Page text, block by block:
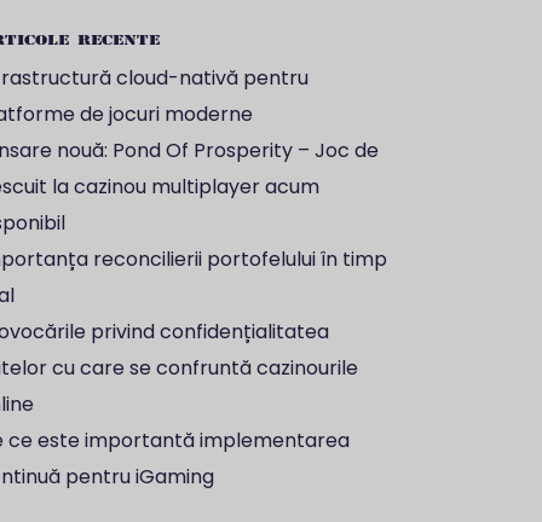
recente
cloud-nativă pentru
de jocuri moderne
nouă: Pond Of Prosperity – Joc de
la cazinou multiplayer acum
reconcilierii portofelului în timp
privind confidențialitatea
cu care se confruntă cazinourile
ce este importantă implementarea
pentru iGaming